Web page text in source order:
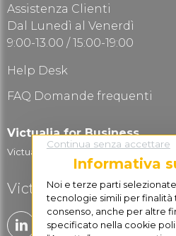
Assistenza Clienti
Dal Lunedì al Venerdì
9:00-13.00 / 15:00-19:00
Help Desk
FAQ Domande frequenti
Victualia for Business
Victualia Logistic...
Victualia è social
Continua senza accettare
Informativa
Noi e terze parti
tecnologie simili per finalità
consenso, anche per altre
specificato nella cookie